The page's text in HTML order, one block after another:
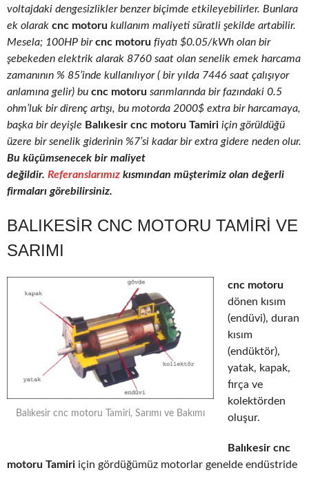
voltajdaki dengesizlikler benzer biçimde etkileyebilirler. Bunlara
ek olarak cnc motoru kullanım maliyeti süratli şekilde artabilir.
Mesela; 100HP bircnc motoru fiyatı $0.05/kWh olan bir
şebekeden elektrik alarak 8760 saat olan senelik emek harcama
zamanının % 85’inde kullanılıyor ( bir yılda 7446 saat çalışıyor
anlamına gelir) bu cnc motoru sarımlarında bir fazındaki 0.5
ohm’luk bir direnç artışı, bu motorda 2000$ extra bir harcamaya,
başka bir deyişle Balıkesir cnc motoru Tamiri için görüldüğü
üzere bir senelik giderinin %7’si kadar bir extra gidere neden olur.
Bu küçümsenecek bir maliyet
değildir. Referanslarımız kısmından müşterimiz olan değerli
firmaları görebilirsiniz.
BALIKESIR CNC MOTORU TAMIRI VE
SARIMI
Balıkesir cnc motoru Tamiri, Sarımı ve Bakımı
cnc motoru
dönen kısım
(endüvi), duran
kısım
(endüktör),
yatak, kapak,
fırça ve
kolektörden
oluşur.
Balıkesir cnc
motoru Tamiri için gördüğümüz motorlar genelde endüstride